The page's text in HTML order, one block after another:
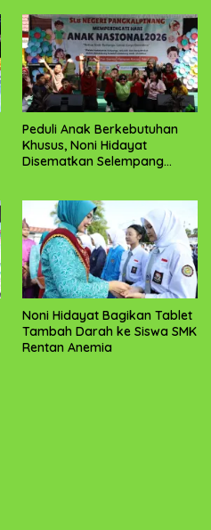
Peduli Anak Berkebutuhan
Khusus, Noni Hidayat
Disematkan Selempang
Noni Hidayat Bagikan Tablet
Tambah Darah ke Siswa SMK
Rentan Anemia